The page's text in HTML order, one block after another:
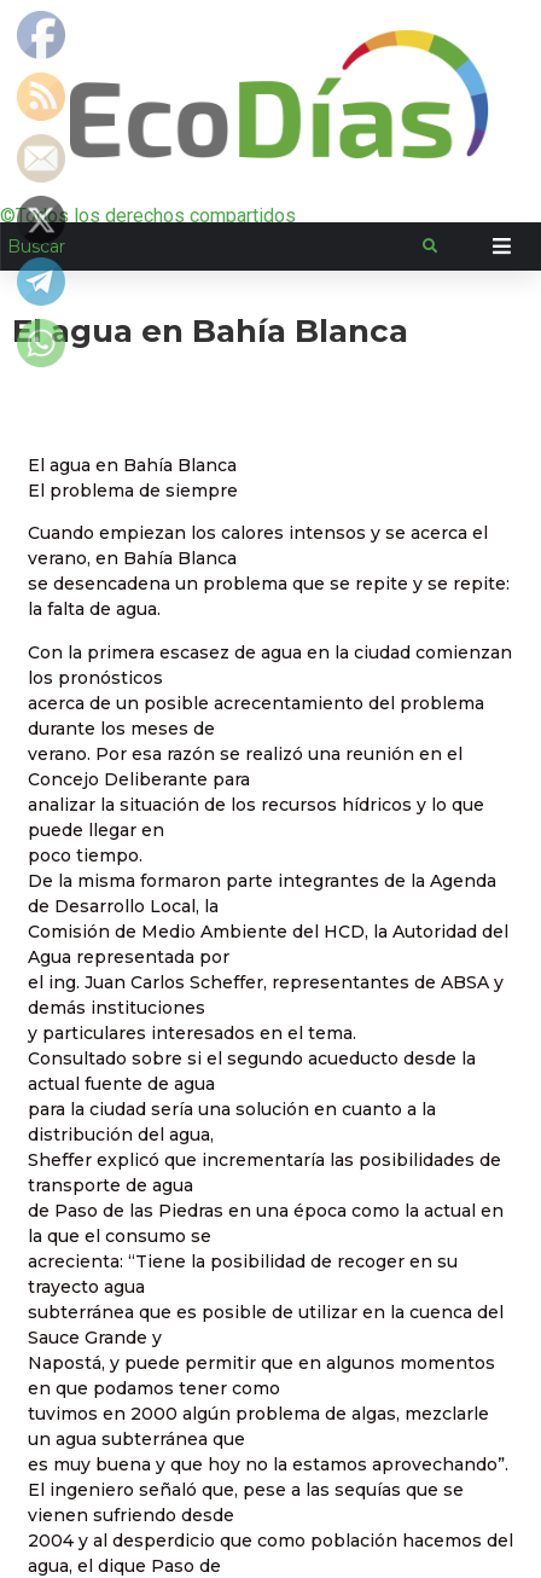
©Todos los derechos compartidos
El agua en Bahía Blanca
El agua en Bahía Blanca
El problema de siempre
Cuando empiezan los calores intensos y se acerca el
verano, en Bahía Blanca
se desencadena un problema que se repite y se repite:
la falta de agua.
Con la primera escasez de agua en la ciudad comienzan
los pronósticos
acerca de un posible acrecentamiento del problema
durante los meses de
verano. Por esa razón se realizó una reunión en el
Concejo Deliberante para
analizar la situación de los recursos hídricos y lo que
puede llegar en
poco tiempo.
De la misma formaron parte integrantes de la Agenda
de Desarrollo Local, la
Comisión de Medio Ambiente del HCD, la Autoridad del
Agua representada por
el ing. Juan Carlos Scheffer, representantes de ABSA y
demás instituciones
y particulares interesados en el tema.
Consultado sobre si el segundo acueducto desde la
actual fuente de agua
para la ciudad sería una solución en cuanto a la
distribución del agua,
Sheffer explicó que incrementaría las posibilidades de
transporte de agua
de Paso de las Piedras en una época como la actual en
la que el consumo se
acrecienta: “Tiene la posibilidad de recoger en su
trayecto agua
subterránea que es posible de utilizar en la cuenca del
Sauce Grande y
Napostá, y puede permitir que en algunos momentos
en que podamos tener como
tuvimos en 2000 algún problema de algas, mezclarle
un agua subterránea que
es muy buena y que hoy no la estamos aprovechando”.
El ingeniero señaló que, pese a las sequías que se
vienen sufriendo desde
2004 y al desperdicio que como población hacemos del
agua, el dique Paso de